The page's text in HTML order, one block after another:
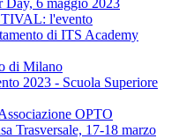
Day, 6 maggio 2023
l'evento
di ITS Academy
di Milano
2023 - Scuola Superiore
OPTO
Trasversale, 17-18 marzo